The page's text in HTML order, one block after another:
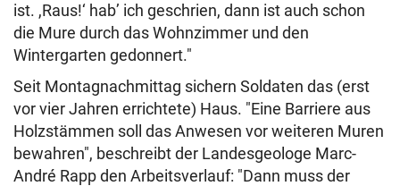
ist. ,Raus!‘ hab’ ich geschrien, dann ist auch schon
die Mure durch das Wohnzimmer und den
Wintergarten gedonnert."
Seit Montagnachmittag sichern Soldaten das (erst
vor vier Jahren errichtete) Haus. "Eine Barriere aus
Holzstämmen soll das Anwesen vor weiteren Muren
bewahren", beschreibt der Landesgeologe Marc-
André Rapp den Arbeitsverlauf: "Dann muss der